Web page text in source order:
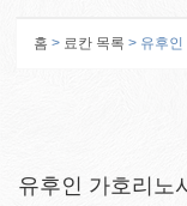
홈 > 료칸 목록 > 유후
유후인 가호리노